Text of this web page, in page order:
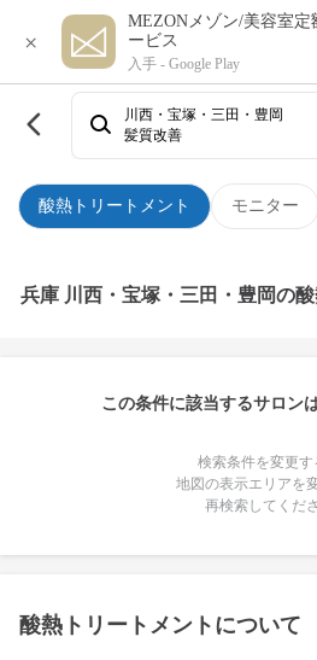
×
MEZONメゾン/美容室定
ービス
入手 - Google Play
酸熱トリートメント モニター
川西・宝塚・三田・豊岡
髪質改善
兵庫 川西・宝塚・三田・豊岡の
この条件に該当するサロン
検索条件を変更す
地図の表示エリアを
再検索してくだ
酸熱トリートメントについて